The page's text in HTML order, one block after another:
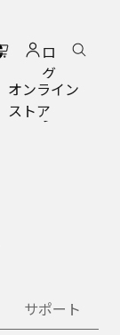
ロ
グ
イ
ン
オンライン
ストア
サポート